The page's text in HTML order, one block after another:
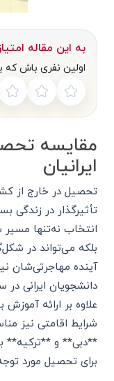
به این مقاله
اولین نفری باش که
مقایسه
ایرانیان
تحصیل در خارج از
تأثیرگذار در زندگی
انتخاب نه‌تنها
بلکه می‌تواند در
آینده مهاجرتی‌شان
دانشجویان ایرانی
علاوه بر ارائه
شرایط اقامتی نیز
**دبی** و **ترکیه**
برای تحصیل مورد